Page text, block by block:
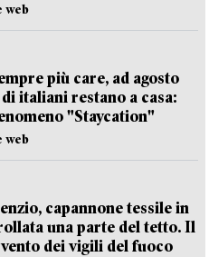
web
più care, ad agosto
italiani restano a casa:
"Staycation"
web
capannone tessile in
una parte del tetto. Il
dei vigili del fuoco